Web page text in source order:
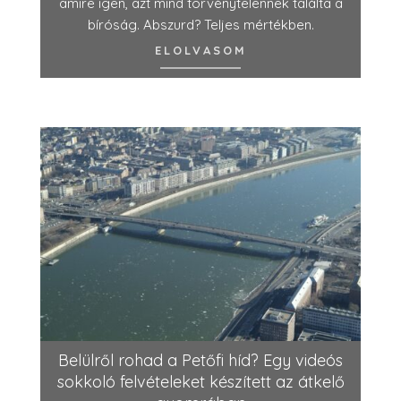
bíróság. Abszurd? Teljes mértékben.
ELOLVASOM
Belülről rohad a Petőfi híd? Egy videós
sokkoló felvételeket készített az átkelő